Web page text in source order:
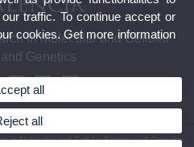
in Molecular and Cellular
Genetics
in Molecular and Cellular Biology and Genetics
traffic. To continue accept or
cookies. Get more information
all
all